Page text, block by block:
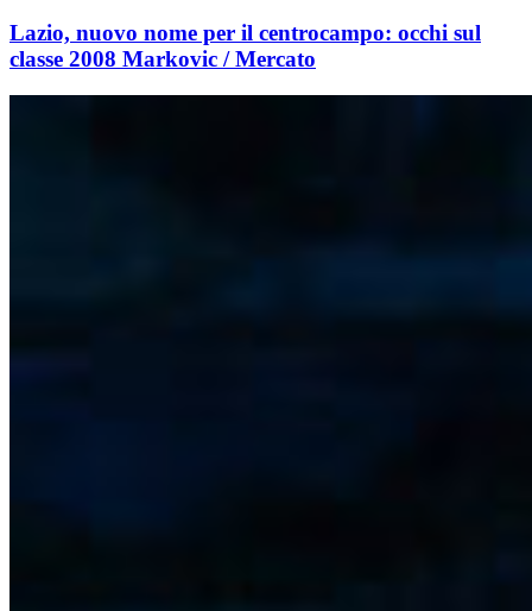
Lazio, nuovo nome per il centrocampo: occhi sul
classe 2008 Markovic / Mercato